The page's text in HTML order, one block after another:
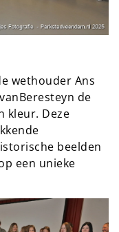
wethouder Ans
de
kleur. Deze
beelden
een unieke